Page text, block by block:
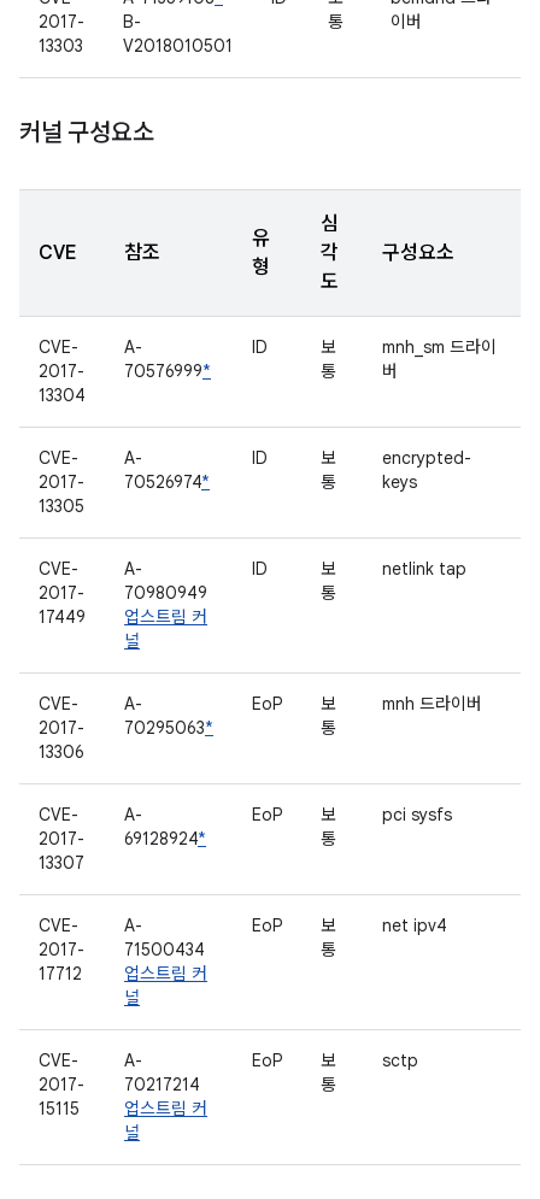
2017-
13303
B-
V2018010501
통
이버
커널 구성요소
CVE 참조
유
형
심
각
도
구성요소
CVE-
2017-
13304
A-
70576999*
ID
보
통
mnh_sm 드라이
버
CVE-
2017-
13305
A-
70526974*
ID
보
통
encrypted-
keys
CVE-
2017-
17449
A-
70980949
업스트림 커
널
ID
보
통
netlink tap
CVE-
2017-
13306
A-
70295063*
EoP
보
통
mnh 드라이버
CVE-
2017-
13307
A-
69128924*
EoP
보
통
pci sysfs
CVE-
2017-
17712
A-
71500434
업스트림 커
널
EoP
보
통
net ipv4
CVE-
2017-
15115
A-
70217214
업스트림 커
널
EoP
보
통
sctp